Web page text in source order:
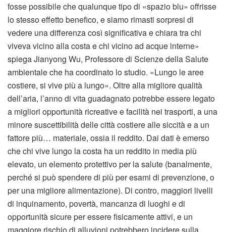
fosse possibile che qualunque tipo di «spazio blu» offrisse
lo stesso effetto benefico, e siamo rimasti sorpresi di
vedere una differenza così significativa e chiara tra chi
viveva vicino alla costa e chi vicino ad acque interne»
spiega Jianyong Wu, Professore di Scienze della Salute
ambientale che ha coordinato lo studio. «Lungo le aree
costiere, si vive più a lungo». Oltre alla migliore qualità
dell’aria, l’anno di vita guadagnato potrebbe essere legato
a migliori opportunità ricreative e facilità nei trasporti, a una
minore suscettibilità delle città costiere alle siccità e a un
fattore più… materiale, ossia il reddito. Dai dati è emerso
che chi vive lungo la costa ha un reddito in media più
elevato, un elemento protettivo per la salute (banalmente,
perché si può spendere di più per esami di prevenzione, o
per una migliore alimentazione). Di contro, maggiori livelli
di inquinamento, povertà, mancanza di luoghi e di
opportunità sicure per essere fisicamente attivi, e un